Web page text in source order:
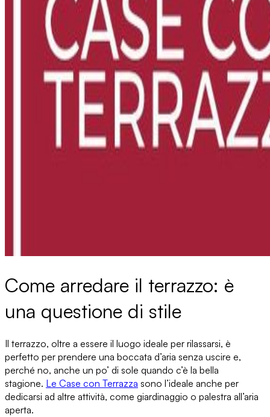
Come arredare il terrazzo: è
una questione di stile
Il terrazzo, oltre a essere il luogo ideale per rilassarsi, è
perfetto per prendere una boccata d’aria senza uscire e,
perché no, anche un po’ di sole quando c’è la bella
stagione. Le Case con Terrazza sono l’ideale anche per
dedicarsi ad altre attività, come giardinaggio o palestra all’aria
aperta.